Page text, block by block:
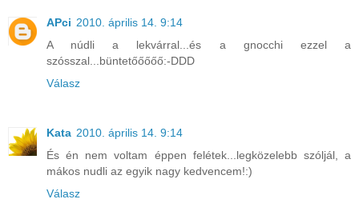
APci 2010. április 14. 9:14
A núdli a lekvárral...és a gnocchi ezzel a
szósszal...büntetőőőőő:-DDD
Válasz
Kata 2010. április 14. 9:14
És én nem voltam éppen felétek...legközelebb szóljál, a
mákos nudli az egyik nagy kedvencem!:)
Válasz